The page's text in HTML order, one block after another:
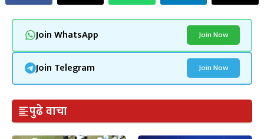
Join WhatsApp Join Now
Join Telegram Join Now
पुढे वाचा